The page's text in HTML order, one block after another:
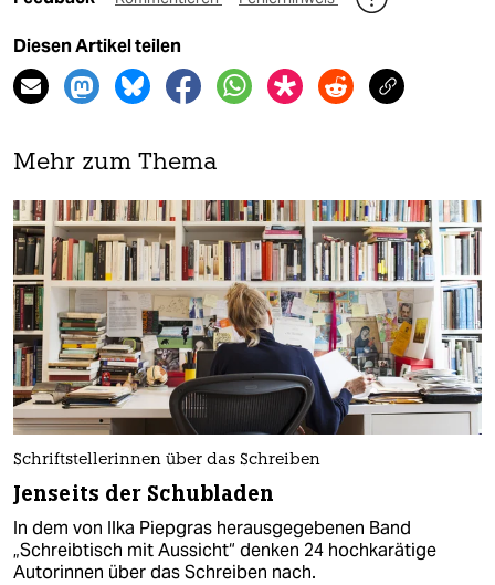
Diesen Artikel teilen
Mehr zum Thema
Schriftstellerinnen über das Schreiben
Jenseits der Schubladen
In dem von Ilka Piepgras herausgegebenen Band
„Schreibtisch mit Aussicht“ denken 24 hochkarätige
Autorinnen über das Schreiben nach.